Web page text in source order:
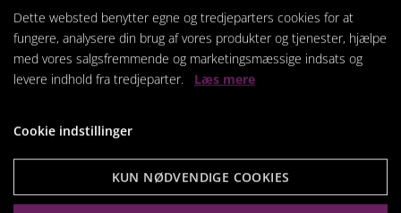
Rocky Mountain Faline
Formula
Vis produkt
Dette websted benytter egne og tredjeparters cookies for at
fungere, analysere din brug af vores produkter og tjenester, hjælpe
med vores salgsfremmende og marketingsmæssige indsats og
levere indhold fra tredjeparter. Læs mere
Cookie indstillinger
KUN NØDVENDIGE COOKIES